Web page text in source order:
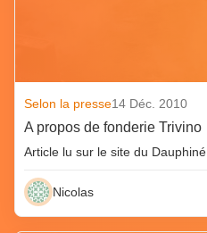
Selon la presse14 Déc. 2010
A propos de fonderie Trivino
Article lu sur le site du Dauphiné
Nicolas